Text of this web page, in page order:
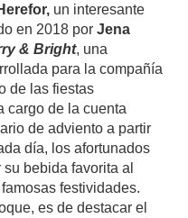
un interesante
en 2018 porJena
& Bright, una
para la compañía
de las fiestas
cargo de la cuenta
de adviento a partir
día, los afortunados
bebida favorita al
festividades.
es de destacar el